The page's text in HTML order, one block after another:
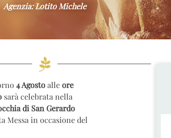
Agenzia: Lotito Michele
4 Agostoalleore
sarà celebrata nella
di San Gerardo
Messa in occasione del